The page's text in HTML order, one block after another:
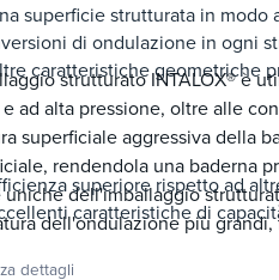
superficie strutturata in modo
di ondulazione in ogni
caratteristiche geometriche
strutturato INTALOX® è
ad alta pressione, oltre alle
superficiale aggressiva della
rendendola una baderna
uniche dell'imballaggio
dell'ondulazione più
superiore rispetto ad
caratteristiche di
dettagli